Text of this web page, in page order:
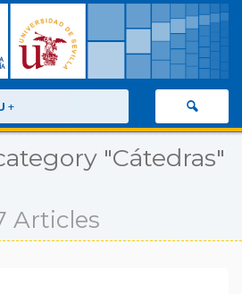
+
"Cátedras"
Articles